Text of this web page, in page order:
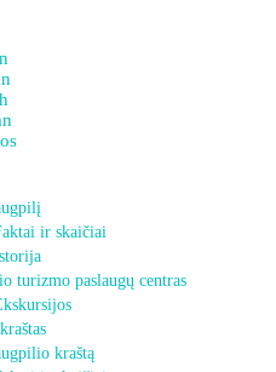
ir skaičiai
turizmo paslaugų centras
kraštą